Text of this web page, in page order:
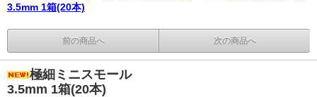
3.5mm 1箱(20本)
前の商品へ 次の商品へ
極細ミニスモール
3.5mm 1箱(20本)